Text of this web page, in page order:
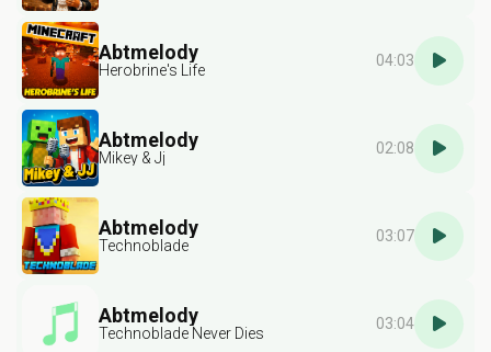
Abtmelody
Herobrine's Life
04:03
Abtmelody
Mikey & Jj
02:08
Abtmelody
Technoblade
03:07
Abtmelody
Technoblade Never Dies
03:04